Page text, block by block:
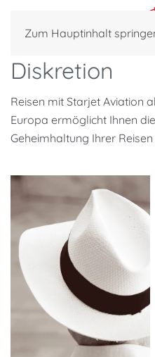
Zum Hauptinhalt
Diskretion
Reisen mit Starjet Aviation
Europa ermöglicht Ihnen
Geheimhaltung Ihrer